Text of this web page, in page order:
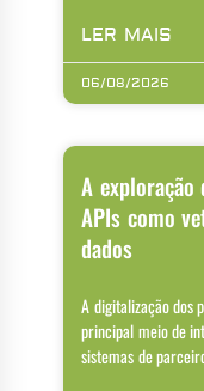
LER MAIS
06/08/2026
A exploração
APIs como
dados
A digitalização dos
principal meio de
sistemas de